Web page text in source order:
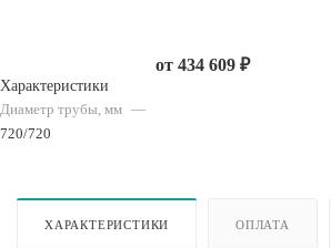
Характеристики
Диаметр трубы, мм —
720/720
от 434 609 ₽
ХАРАКТЕРИСТИКИ ОПЛАТА